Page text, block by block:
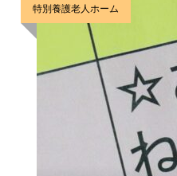
特別養護老人ホーム